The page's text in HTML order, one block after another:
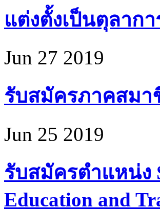
แต่งตั้งเป็นตุลาก
Jun 27 2019
รับสมัครภาคสม
Jun 25 2019
รับสมัครตำแหน่ง
Education and